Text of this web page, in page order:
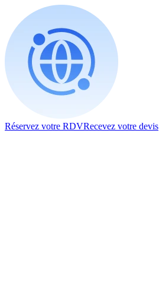
Réservez votre RDVRecevez votre devis